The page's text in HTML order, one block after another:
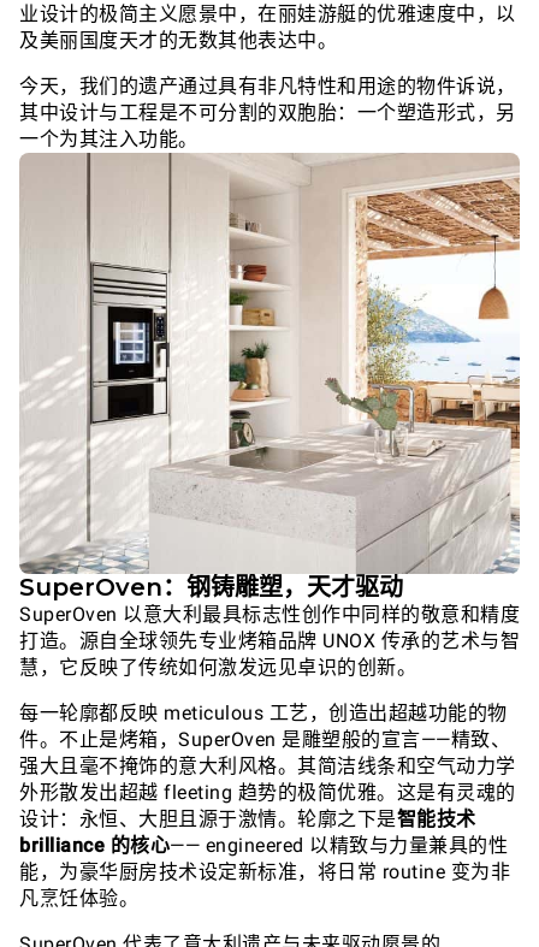
业设计的极简主义愿景中，在丽娃游艇的优雅速度中，以
及美丽国度天才的无数其他表达中。
今天，我们的遗产通过具有非凡特性和用途的物件诉说，
其中设计与工程是不可分割的双胞胎：一个塑造形式，另
一个为其注入功能。
SuperOven：钢铸雕塑，天才驱动
SuperOven 以意大利最具标志性创作中同样的敬意和精度
打造。源自全球领先专业烤箱品牌 UNOX 传承的艺术与智
慧，它反映了传统如何激发远见卓识的创新。
每一轮廓都反映 meticulous 工艺，创造出超越功能的物
件。不止是烤箱，SuperOven 是雕塑般的宣言——精致、
强大且毫不掩饰的意大利风格。其简洁线条和空气动力学
外形散发出超越 fleeting 趋势的极简优雅。这是有灵魂的
设计：永恒、大胆且源于激情。轮廓之下是智能技术
brilliance 的核心—— engineered 以精致与力量兼具的性
能，为豪华厨房技术设定新标准，将日常 routine 变为非
凡烹饪体验。